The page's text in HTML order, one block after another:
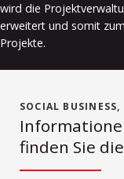
wird die
erweitert und somit
Projekte.
SOCIAL
finden Sie